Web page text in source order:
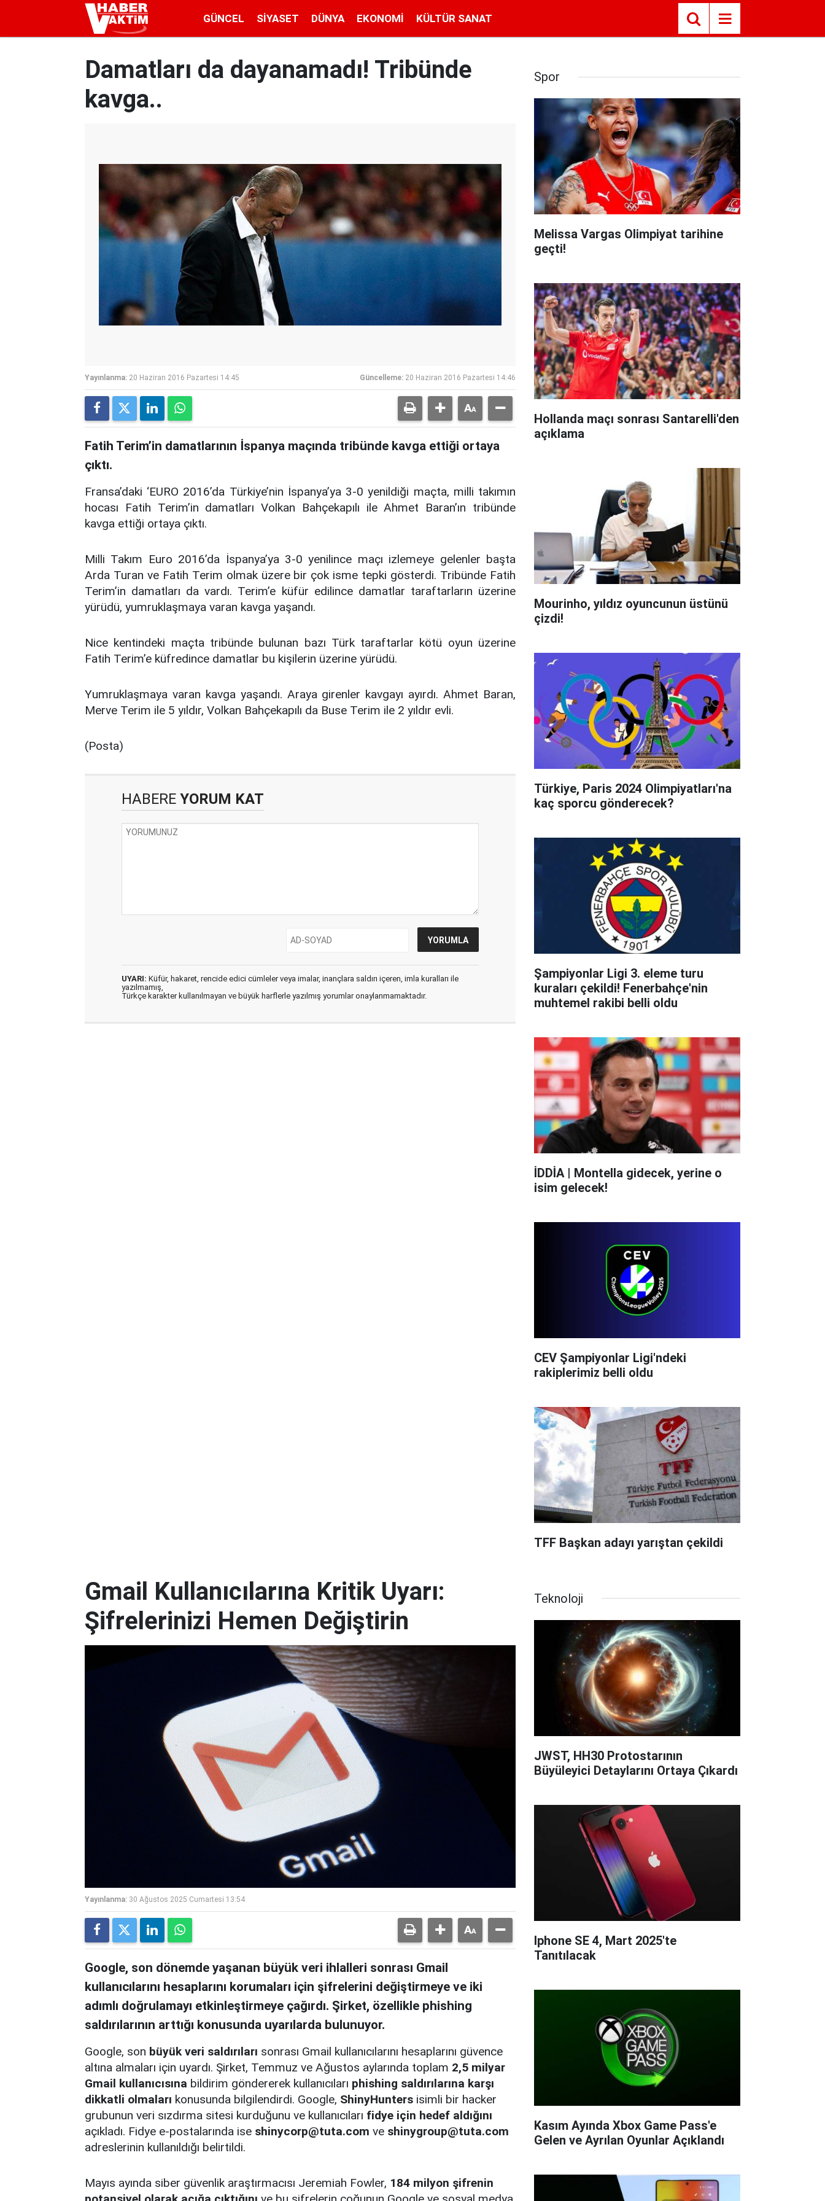
GÜNCEL SIYASET DÜNYA EKONOMI KÜLTÜR SANAT
Damatları da dayanamadı! Tribünde
kavga..
Yayınlanma: 20 Haziran 2016 Pazartesi 14:45 Güncelleme: 20 Haziran 2016 Pazartesi 14:46
Fatih Terim’in damatlarının İspanya maçında tribünde kavga ettiği ortaya
çıktı.
Fransa’daki ‘EURO 2016’da Türkiye’nin İspanya’ya 3-0 yenildiği maçta, milli takımın
hocası Fatih Terim’in damatları Volkan Bahçekapılı ile Ahmet Baran’ın tribünde
kavga ettiği ortaya çıktı.
Milli Takım Euro 2016’da İspanya’ya 3-0 yenilince maçı izlemeye gelenler başta
Arda Turan ve Fatih Terim olmak üzere bir çok isme tepki gösterdi. Tribünde Fatih
Terim’in damatları da vardı. Terim’e küfür edilince damatlar taraftarların üzerine
yürüdü, yumruklaşmaya varan kavga yaşandı.
Nice kentindeki maçta tribünde bulunan bazı Türk taraftarlar kötü oyun üzerine
Fatih Terim’e küfredince damatlar bu kişilerin üzerine yürüdü.
Yumruklaşmaya varan kavga yaşandı. Araya girenler kavgayı ayırdı. Ahmet Baran,
Merve Terim ile 5 yıldır, Volkan Bahçekapılı da Buse Terim ile 2 yıldır evli.
(Posta)
HABERE YORUM KAT
UYARI: Küfür, hakaret, rencide edici cümleler veya imalar, inançlara saldırı içeren, imla kuralları ile
yazılmamış,
Türkçe karakter kullanılmayan ve büyük harflerle yazılmış yorumlar onaylanmamaktadır.
Spor
Melissa Vargas Olimpiyat tarihine
geçti!
Hollanda maçı sonrası Santarelli'den
açıklama
Mourinho, yıldız oyuncunun üstünü
çizdi!
Türkiye, Paris 2024 Olimpiyatları'na
kaç sporcu gönderecek?
Şampiyonlar Ligi 3. eleme turu
kuraları çekildi! Fenerbahçe'nin
muhtemel rakibi belli oldu
İDDİA | Montella gidecek, yerine o
isim gelecek!
CEV Şampiyonlar Ligi'ndeki
rakiplerimiz belli oldu
TFF Başkan adayı yarıştan çekildi
Gmail Kullanıcılarına Kritik Uyarı:
Şifrelerinizi Hemen Değiştirin
Yayınlanma: 30 Ağustos 2025 Cumartesi 13:54
Google, son dönemde yaşanan büyük veri ihlalleri sonrası Gmail
kullanıcılarını hesaplarını korumaları için şifrelerini değiştirmeye ve iki
adımlı doğrulamayı etkinleştirmeye çağırdı. Şirket, özellikle phishing
saldırılarının arttığı konusunda uyarılarda bulunuyor.
Google, son büyük veri saldırıları sonrası Gmail kullanıcılarını hesaplarını güvence
altına almaları için uyardı. Şirket, Temmuz ve Ağustos aylarında toplam 2,5 milyar
Gmail kullanıcısına bildirim göndererek kullanıcıları phishing saldırılarına karşı
dikkatli olmaları konusunda bilgilendirdi. Google, ShinyHunters isimli bir hacker
grubunun veri sızdırma sitesi kurduğunu ve kullanıcıları fidye için hedef aldığını
açıkladı. Fidye e-postalarında ise shinycorp@tuta.com ve shinygroup@tuta.com
adreslerinin kullanıldığı belirtildi.
Mayıs ayında siber güvenlik araştırmacısı Jeremiah Fowler, 184 milyon şifrenin
Teknoloji
JWST, HH30 Protostarının
Büyüleyici Detaylarını Ortaya Çıkardı
Iphone SE 4, Mart 2025'te
Tanıtılacak
Kasım Ayında Xbox Game Pass'e
Gelen ve Ayrılan Oyunlar Açıklandı